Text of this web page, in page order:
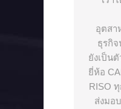
อุตสา
ธุรกิจ
ยังเป็น
ยี่ห้อ
RISO
ส่งมอ